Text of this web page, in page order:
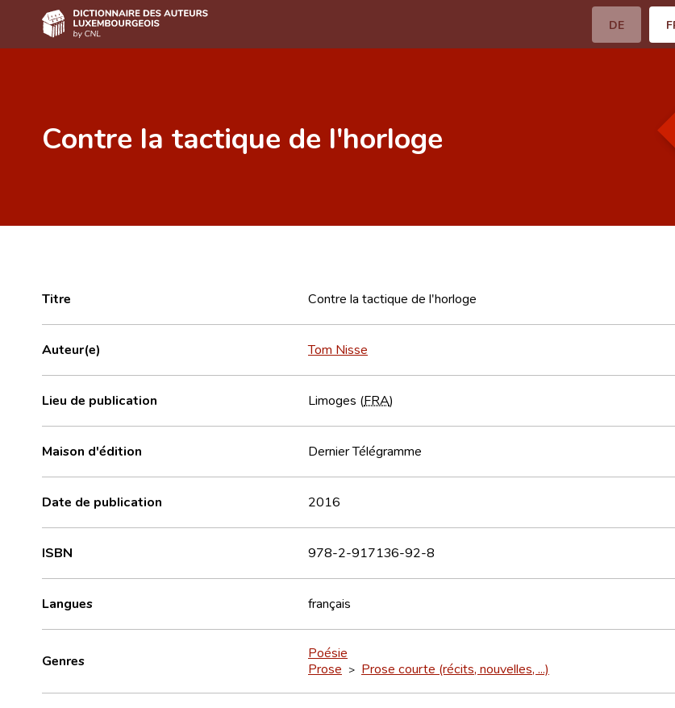
DE
Recherche avancée
Contre la tactique de l'horloge
Titre Contre la tactique de l'horloge
Auteur(e) Tom Nisse
Lieu de publication Limoges (FRA)
Maison d'édition Dernier Télégramme
Date de publication 2016
ISBN 978-2-917136-92-8
Langues français
Genres
Poésie
Prose > Prose courte (récits, nouvelles, ...)